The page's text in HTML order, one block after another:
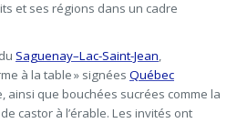
et ses régions dans un cadre
Saguenay–Lac-Saint-Jean,
à la table » signées Québec
ainsi que bouchées sucrées comme la
castor à l’érable. Les invités ont